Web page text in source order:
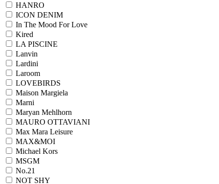
HANRO
ICON DENIM
In The Mood For Love
Kired
LA PISCINE
Lanvin
Lardini
Laroom
LOVEBIRDS
Maison Margiela
Marni
Maryan Mehlhorn
MAURO OTTAVIANI
Max Mara Leisure
MAX&MOI
Michael Kors
MSGM
No.21
NOT SHY